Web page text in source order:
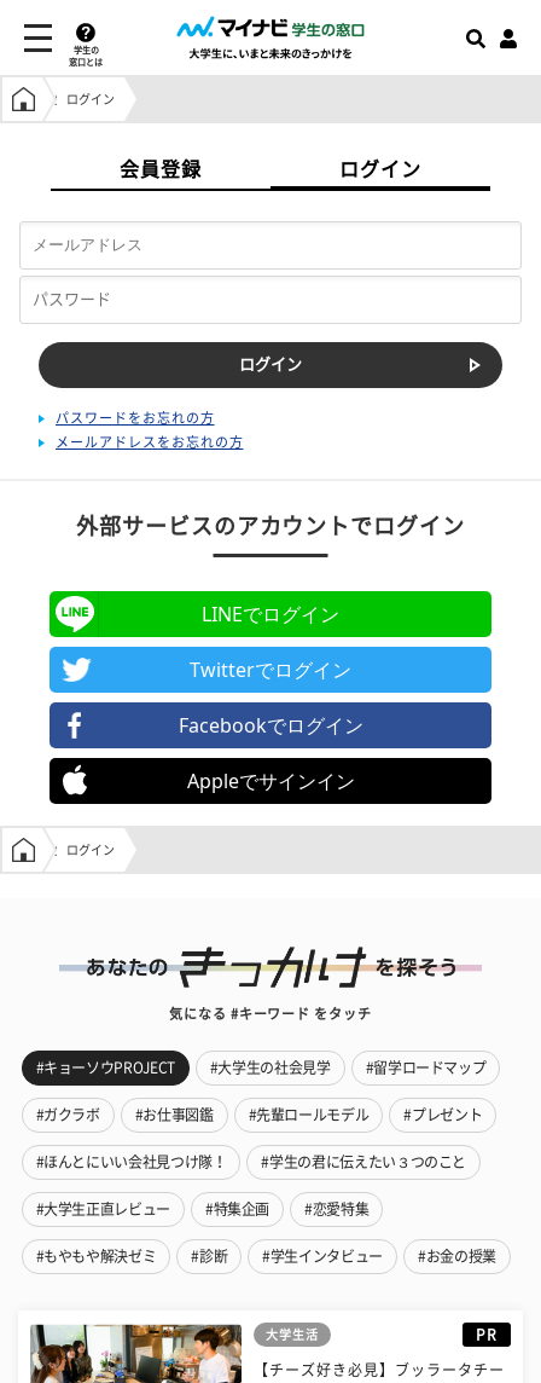
学生の
窓口とは
学生の窓口トップ
ログイン
会員登録 ログイン
パスワードをお忘れの方
メールアドレスをお忘れの方
外部サービスのアカウントでログイン
LINEでログイン
Twitterでログイン
Facebookでログイン
Appleでサインイン
学生の窓口トップ
ログイン
気になる #キーワード をタッチ
#キョーソウPROJECT #大学生の社会見学 #留学ロードマップ
#ガクラボ #お仕事図鑑 #先輩ロールモデル #プレゼント
#ほんとにいい会社見つけ隊！ #学生の君に伝えたい３つのこと
#大学生正直レビュー #特集企画 #恋愛特集
#もやもや解決ゼミ #診断 #学生インタビュー #お金の授業
大学生活 PR
【チーズ好き必見】ブッラータチー